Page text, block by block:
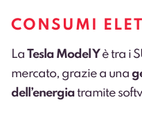
CONSUMI
La Tesla Model Y è tra i
mercato, grazie a una
dell’energiatramite